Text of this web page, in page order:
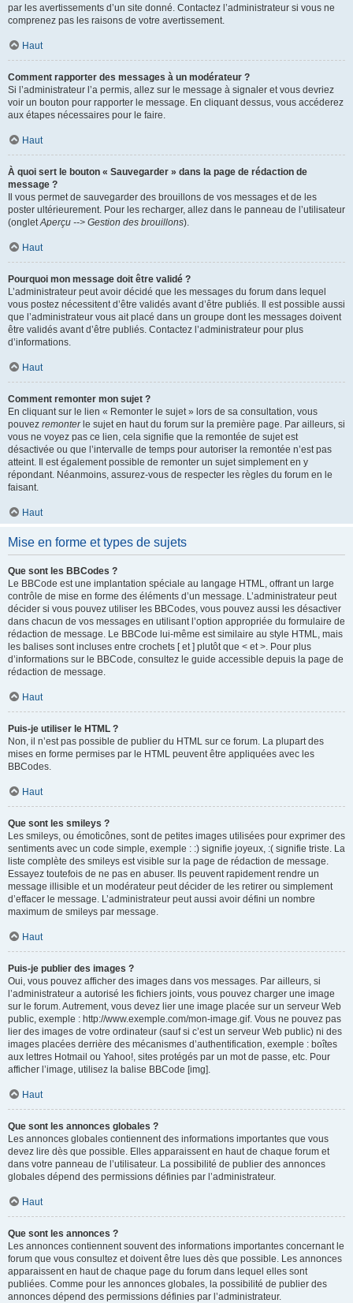
par les avertissements d’un site donné. Contactez l’administrateur si vous ne
comprenez pas les raisons de votre avertissement.
Haut
Comment rapporter des messages à un modérateur ?
Si l’administrateur l’a permis, allez sur le message à signaler et vous devriez
voir un bouton pour rapporter le message. En cliquant dessus, vous accéderez
aux étapes nécessaires pour le faire.
Haut
À quoi sert le bouton « Sauvegarder » dans la page de rédaction de
message ?
Il vous permet de sauvegarder des brouillons de vos messages et de les
poster ultérieurement. Pour les recharger, allez dans le panneau de l’utilisateur
(ongletAperçu --> Gestion des brouillons).
Haut
Pourquoi mon message doit être validé ?
L’administrateur peut avoir décidé que les messages du forum dans lequel
vous postez nécessitent d’être validés avant d’être publiés. Il est possible aussi
que l’administrateur vous ait placé dans un groupe dont les messages doivent
être validés avant d’être publiés. Contactez l’administrateur pour plus
d’informations.
Haut
Comment remonter mon sujet ?
En cliquant sur le lien « Remonter le sujet » lors de sa consultation, vous
pouvez remonterle sujet en haut du forum sur la première page. Par ailleurs, si
vous ne voyez pas ce lien, cela signifie que la remontée de sujet est
désactivée ou que l’intervalle de temps pour autoriser la remontée n’est pas
atteint. Il est également possible de remonter un sujet simplement en y
répondant. Néanmoins, assurez-vous de respecter les règles du forum en le
faisant.
Haut
Mise en forme et types de sujets
Que sont les BBCodes ?
Le BBCode est une implantation spéciale au langage HTML, offrant un large
contrôle de mise en forme des éléments d’un message. L’administrateur peut
décider si vous pouvez utiliser les BBCodes, vous pouvez aussi les désactiver
dans chacun de vos messages en utilisant l’option appropriée du formulaire de
rédaction de message. Le BBCode lui-même est similaire au style HTML, mais
les balises sont incluses entre crochets [ et ] plutôt que < et >. Pour plus
d’informations sur le BBCode, consultez le guide accessible depuis la page de
rédaction de message.
Haut
Puis-je utiliser le HTML ?
Non, il n’est pas possible de publier du HTML sur ce forum. La plupart des
mises en forme permises par le HTML peuvent être appliquées avec les
BBCodes.
Haut
Que sont les smileys ?
Les smileys, ou émoticônes, sont de petites images utilisées pour exprimer des
sentiments avec un code simple, exemple : :) signifie joyeux, :( signifie triste. La
liste complète des smileys est visible sur la page de rédaction de message.
Essayez toutefois de ne pas en abuser. Ils peuvent rapidement rendre un
message illisible et un modérateur peut décider de les retirer ou simplement
d’effacer le message. L’administrateur peut aussi avoir défini un nombre
maximum de smileys par message.
Haut
Puis-je publier des images ?
Oui, vous pouvez afficher des images dans vos messages. Par ailleurs, si
l’administrateur a autorisé les fichiers joints, vous pouvez charger une image
sur le forum. Autrement, vous devez lier une image placée sur un serveur Web
public, exemple : http://www.exemple.com/mon-image.gif. Vous ne pouvez pas
lier des images de votre ordinateur (sauf si c’est un serveur Web public) ni des
images placées derrière des mécanismes d’authentification, exemple : boîtes
aux lettres Hotmail ou Yahoo!, sites protégés par un mot de passe, etc. Pour
afficher l’image, utilisez la balise BBCode [img].
Haut
Que sont les annonces globales ?
Les annonces globales contiennent des informations importantes que vous
devez lire dès que possible. Elles apparaissent en haut de chaque forum et
dans votre panneau de l’utilisateur. La possibilité de publier des annonces
globales dépend des permissions définies par l’administrateur.
Haut
Que sont les annonces ?
Les annonces contiennent souvent des informations importantes concernant le
forum que vous consultez et doivent être lues dès que possible. Les annonces
apparaissent en haut de chaque page du forum dans lequel elles sont
publiées. Comme pour les annonces globales, la possibilité de publier des
annonces dépend des permissions définies par l’administrateur.